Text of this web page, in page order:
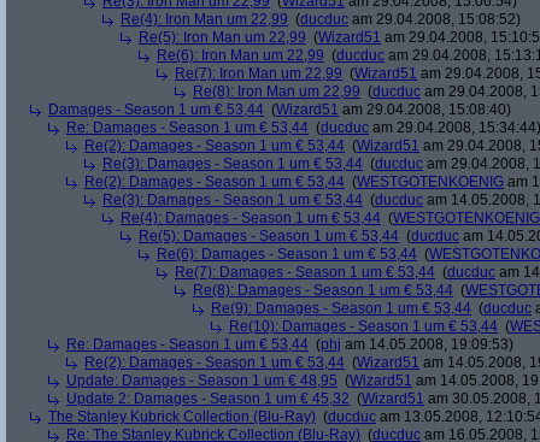
Re(4): Iron Man um 22,99 (ducduc am 29.04.2008, 15:08:52)
Re(5): Iron Man um 22,99 (Wizard51 am 29.04.2008,
Re(6): Iron Man um 22,99 (ducduc am 29.04.2008,
Re(7): Iron Man um 22,99 (Wizard51 am 29.04.2008,
Re(8): Iron Man um 22,99 (ducduc am 29.04.2008,
Damages - Season 1 um € 53,44 (Wizard51 am 29.04.2008, 15:08:40)
Re: Damages - Season 1 um € 53,44 (ducduc am 29.04.2008, 15:34:44)
Re(2): Damages - Season 1 um € 53,44 (Wizard51 am 29.04.2008,
Re(3): Damages - Season 1 um € 53,44 (ducduc am 29.04.2008,
Re(2): Damages - Season 1 um € 53,44 (WESTGOTENKOENIG am
Re(3): Damages - Season 1 um € 53,44 (ducduc am 14.05.2008,
Re(4): Damages - Season 1 um € 53,44 (WESTGOTENKOENIG
Re(5): Damages - Season 1 um € 53,44 (ducduc am
Re(6): Damages - Season 1 um € 53,44 (
Re(7): Damages - Season 1 um € 53,44 (ducduc am
Re(8): Damages - Season 1 um € 53,44 (
Re(9): Damages - Season 1 um € 53,44 (ducduc
Re(10): Damages - Season 1 um € 53,44 (
Re: Damages - Season 1 um € 53,44 (phj am 14.05.2008, 19:09:53)
Re(2): Damages - Season 1 um € 53,44 (Wizard51 am 14.05.2008,
Update: Damages - Season 1 um € 48,95 (Wizard51 am 14.05.2008,
Update 2: Damages - Season 1 um € 45,32 (Wizard51 am 30.05.2008,
The Stanley Kubrick Collection (Blu-Ray) (ducduc am 13.05.2008,
Re: The Stanley Kubrick Collection (Blu-Ray) (ducduc am 16.05.2008,